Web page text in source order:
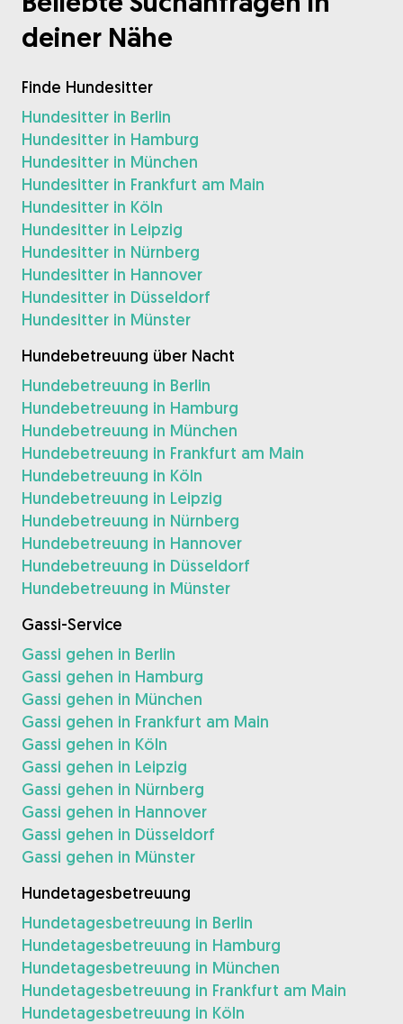
deiner Nähe
Finde Hundesitter
Hundesitter in Berlin
Hundesitter in Hamburg
Hundesitter in München
Hundesitter in Frankfurt am Main
Hundesitter in Köln
Hundesitter in Leipzig
Hundesitter in Nürnberg
Hundesitter in Hannover
Hundesitter in Düsseldorf
Hundesitter in Münster
Hundebetreuung über Nacht
Hundebetreuung in Berlin
Hundebetreuung in Hamburg
Hundebetreuung in München
Hundebetreuung in Frankfurt am Main
Hundebetreuung in Köln
Hundebetreuung in Leipzig
Hundebetreuung in Nürnberg
Hundebetreuung in Hannover
Hundebetreuung in Düsseldorf
Hundebetreuung in Münster
Gassi-Service
Gassi gehen in Berlin
Gassi gehen in Hamburg
Gassi gehen in München
Gassi gehen in Frankfurt am Main
Gassi gehen in Köln
Gassi gehen in Leipzig
Gassi gehen in Nürnberg
Gassi gehen in Hannover
Gassi gehen in Düsseldorf
Gassi gehen in Münster
Hundetagesbetreuung
Hundetagesbetreuung in Berlin
Hundetagesbetreuung in Hamburg
Hundetagesbetreuung in München
Hundetagesbetreuung in Frankfurt am Main
Hundetagesbetreuung in Köln